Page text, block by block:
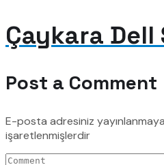
Çaykara Dell
Post a Comment
E-posta adresiniz
işaretlenmişlerdir